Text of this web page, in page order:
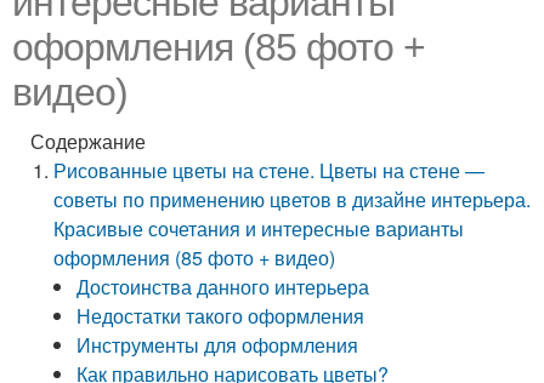
оформления (85 фото +
видео)
Содержание
Рисованные цветы на стене. Цветы на стене —
советы по применению цветов в дизайне интерьера.
Красивые сочетания и интересные варианты
оформления (85 фото + видео)
Достоинства данного интерьера
Недостатки такого оформления
Инструменты для оформления
Как правильно нарисовать цветы?